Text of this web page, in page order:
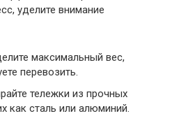
уделите внимание
максимальный вес,
перевозить.
тележки из прочных
как сталь или алюминий.